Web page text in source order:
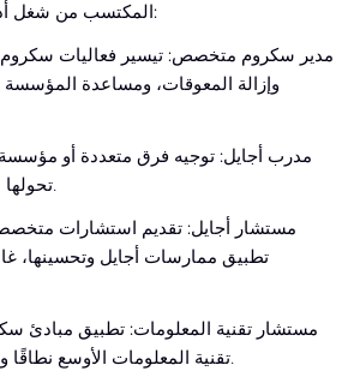
المكتسب من شغل أدوار مؤثرة عديدة، منها:
مدير سكروم متخصص: تيسير فعاليات
وإزالة المعوقات، ومساعدة
مدرب أجايل: توجيه فرق متعددة أو مؤسسة
تحولها نحو منهجية أجايل.
مستشار أجايل: تقديم استشارات
تطبيق ممارسات أجايل وتحسينها،
مستشار تقنية المعلومات: تطبيق مبادئ
تقنية المعلومات الأوسع نطاقًا والتحولات الرقمية.